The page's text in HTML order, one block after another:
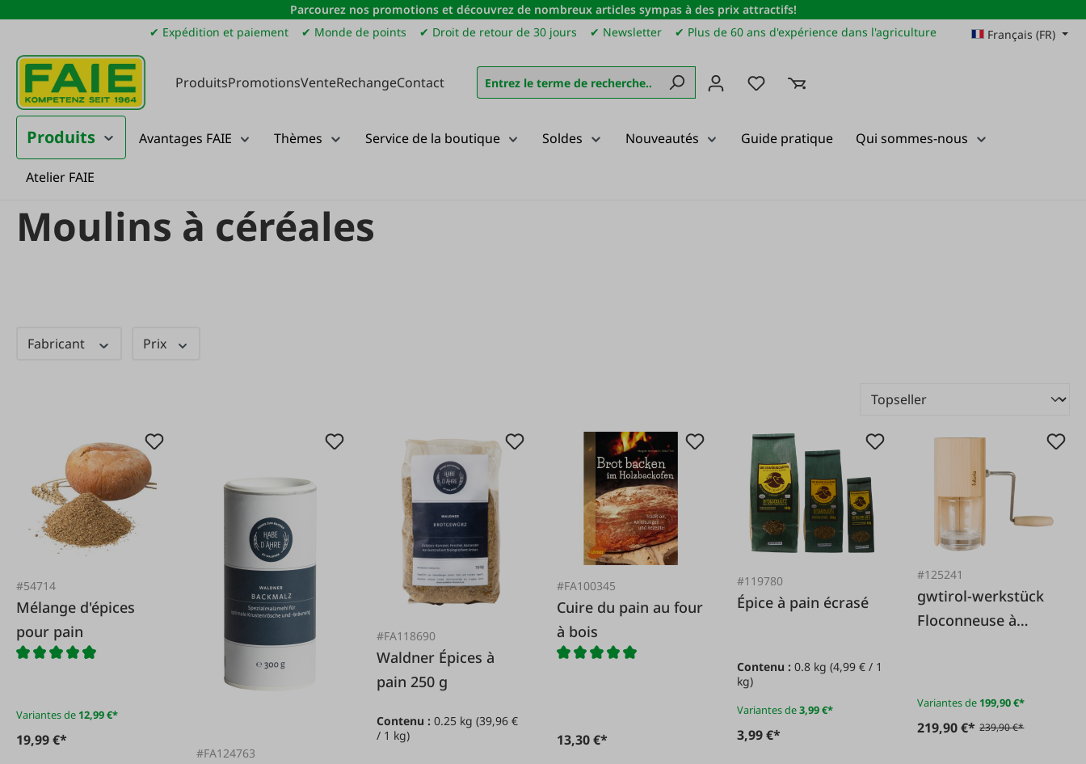
au contenu principal
Passer à la recherche
Passer à la navigation principale
Parcourez nos promotions et découvrez de nombreux articles sympas à des prix attractifs!
✔ Expédition et paiement
✔ Monde de points ✔ Droit de retour de 30 jours ✔ Newsletter ✔ Plus de 60 ans d'expérience dans l'agriculture Français (FR)
ProduitsPromotionsVenteRechangeContact Vous avez 0 articles dans votre liste de souhaits
Produits Avantages FAIE Thèmes Service de la boutique Soldes Nouveautés Guide pratique Qui sommes-nous
Atelier FAIE
Produits Ménage
Moulins à céréales
Fabricant Prix
#54714
Mélange d'épices
pour pain
Variantes de 12,99 €*
19,99 €*
#FA124763
#FA118690
Waldner Épices à
pain 250 g
Contenu :0.25 kg(39,96 €
/ 1 kg)
#FA100345
Cuire du pain au four
à bois
13,30 €*
#119780
Épice à pain écrasé
Contenu :0.8 kg(4,99 € / 1
kg)
Variantes de3,99 €*
3,99 €*
#125241
gwtirol-werkstück
Floconneuse à
Variantes de 199,90 €*
219,90 €* 239,90 €*